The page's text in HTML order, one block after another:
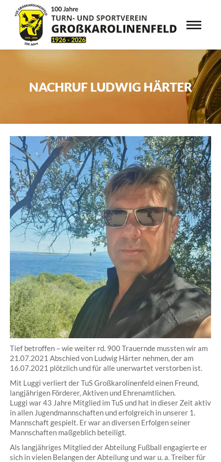
NACHRUF LUDWIG HÄRTER
Tief betroffen – wie weiter rd. 900 Trauernde mussten wir am
21.07.2021 Abschied von Ludwig Härter nehmen, der am
16.07.2021 plötzlich und für alle unerwartet verstorben ist.
Mit Luggi verliert der TuS Großkarolinenfeld einen Freund,
langjährigen Förderer, Aktiven und Ehrenamtlichen.
Luggi war 43 Jahre Mitglied im TuS und hat in dieser Zeit aktiv
in allen Jugendmannschaften und erfolgreich in unserer 1.
Mannschaft gespielt. Er war an diversen Erfolgen seiner
Mannschaften maßgeblich beteiligt.
Als langjähriges Mitglied der Abteilung Fußball engagierte er
sich in vielen Belangen der Abteilung und war u. a. Treiber für